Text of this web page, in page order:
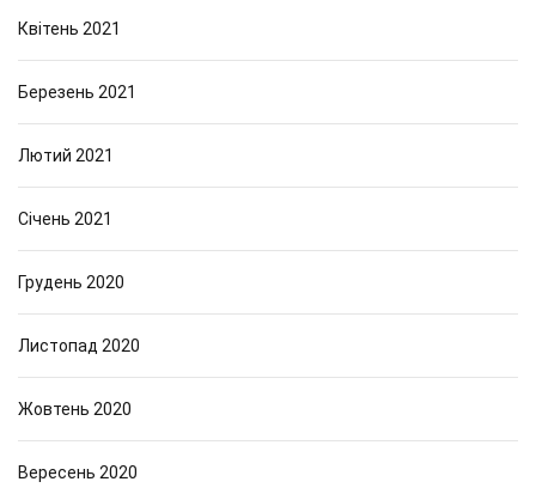
Квітень 2021
Березень 2021
Лютий 2021
Січень 2021
Грудень 2020
Листопад 2020
Жовтень 2020
Вересень 2020